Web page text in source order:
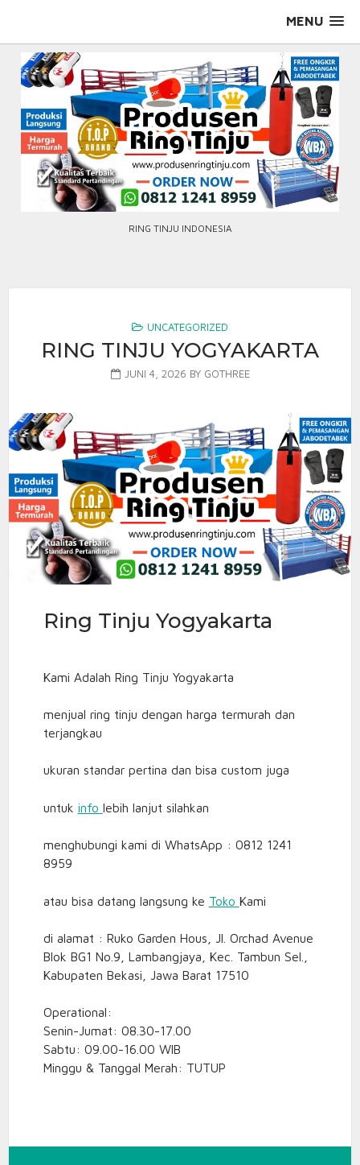
MENU
RING TINJU INDONESIA
UNCATEGORIZED
RING TINJU YOGYAKARTA
JUNI 4, 2026 BY GOTHREE
Ring Tinju Yogyakarta
Kami Adalah Ring Tinju Yogyakarta
menjual ring tinju dengan harga termurah dan
terjangkau
ukuran standar pertina dan bisa custom juga
untuk info lebih lanjut silahkan
menghubungi kami di WhatsApp : 0812 1241
8959
atau bisa datang langsung ke Toko Kami
di alamat : Ruko Garden Hous, Jl. Orchad Avenue
Blok BG1 No.9, Lambangjaya, Kec. Tambun Sel.,
Kabupaten Bekasi, Jawa Barat 17510
Operational:
Senin-Jumat: 08.30-17.00
Sabtu: 09.00-16.00 WIB
Minggu & Tanggal Merah: TUTUP